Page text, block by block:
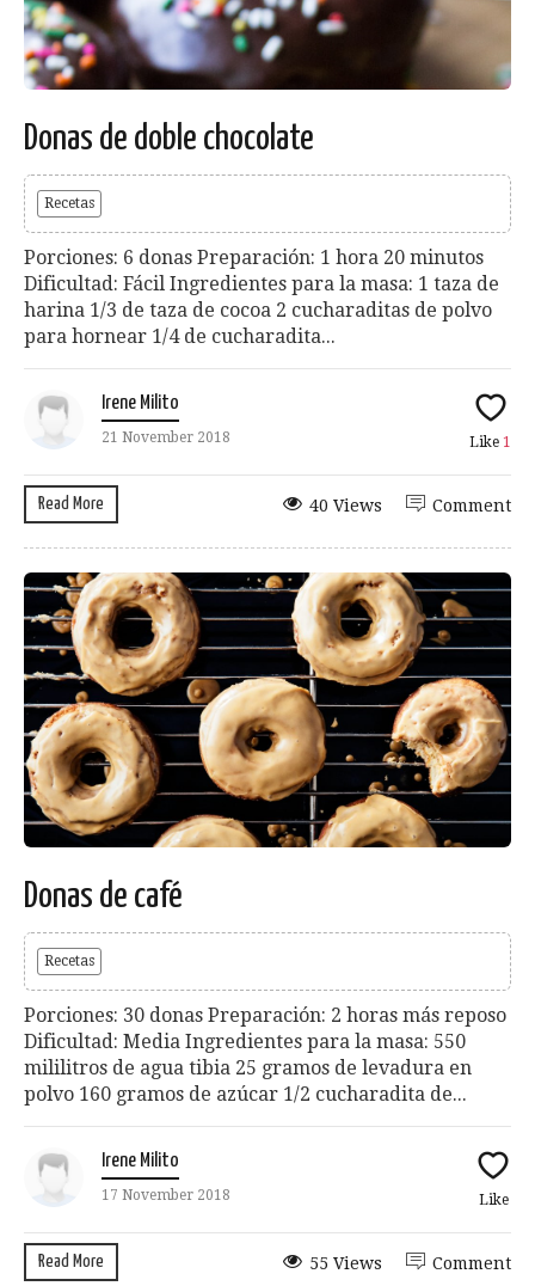
Donas de doble chocolate
Recetas
Porciones: 6 donas Preparación: 1 hora 20 minutos
Dificultad: Fácil Ingredientes para la masa: 1 taza de
harina 1/3 de taza de cocoa 2 cucharaditas de polvo
para hornear 1/4 de cucharadita...
Irene Milito
21 November 2018 Like 1
Read More Comment
40 Views
Donas de café
Recetas
Porciones: 30 donas Preparación: 2 horas más reposo
Dificultad: Media Ingredientes para la masa: 550
mililitros de agua tibia 25 gramos de levadura en
polvo 160 gramos de azúcar 1/2 cucharadita de...
Irene Milito
17 November 2018 Like
Read More Comment
55 Views